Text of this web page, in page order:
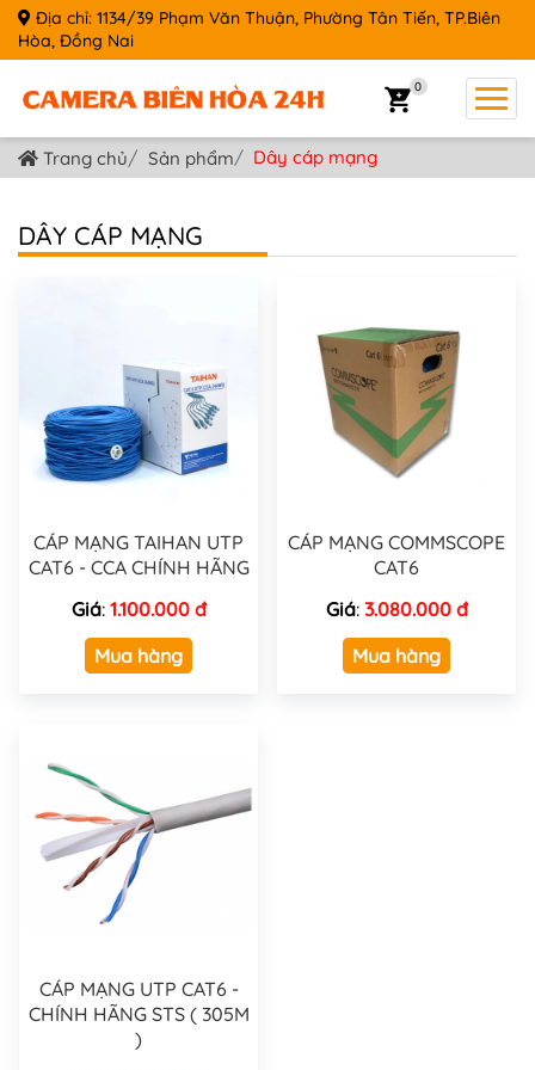
Địa chỉ: 1134/39 Phạm Văn Thuận, Phường Tân Tiến, TP.Biên
Hòa, Đồng Nai
0
Trang chủ Sản phẩm Dây cáp mạng
DÂY CÁP MẠNG
CÁP MẠNG TAIHAN UTP
CAT6 - CCA CHÍNH HÃNG
Giá: 1.100.000 đ
Mua hàng
CÁP MẠNG COMMSCOPE
CAT6
Giá: 3.080.000 đ
Mua hàng
CÁP MẠNG UTP CAT6 -
CHÍNH HÃNG STS ( 305M
)